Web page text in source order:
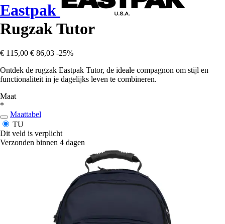
Eastpak
Rugzak Tutor
€ 115,00 € 86,03 -25%
Ontdek de rugzak Eastpak Tutor, de ideale compagnon om stijl en
functionaliteit in je dagelijks leven te combineren.
Maat
*
Maattabel
TU
Dit veld is verplicht
Verzonden binnen 4 dagen